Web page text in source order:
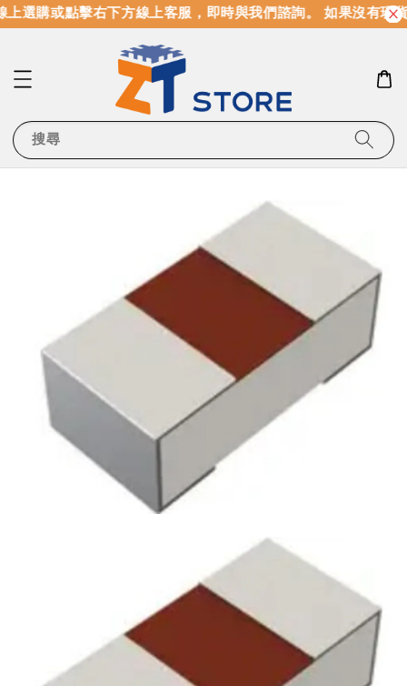
選購或點擊右下方線上客服，即時與我們諮詢。 如果沒有現
搜尋